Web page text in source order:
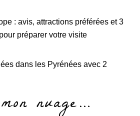
: avis, attractions préférées et 3
préparer votre visite
dans les Pyrénées avec 2
nuage…